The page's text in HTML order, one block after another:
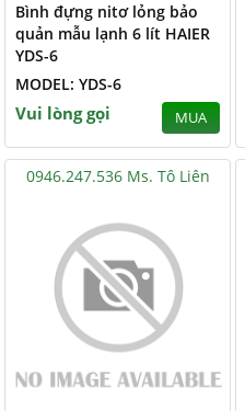
Bình đựng nitơ lỏng bảo
quản mẫu lạnh 6 lít HAIER
YDS-6
MODEL: YDS-6
Vui lòng gọi MUA
0946.247.536 Ms. Tô Liên